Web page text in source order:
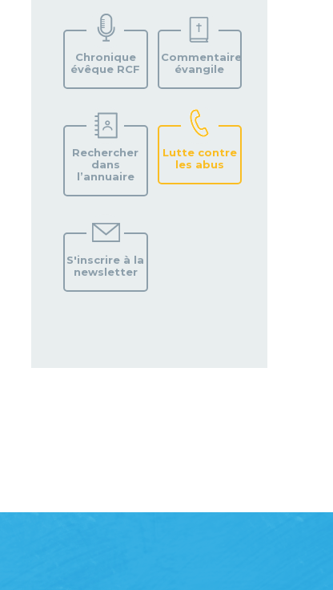
VOTRE
PAROISSE
Chronique
évêque RCF
Commentaire
évangile
Rechercher
dans
l’annuaire
Lutte contre
les abus
S'inscrire à la
newsletter